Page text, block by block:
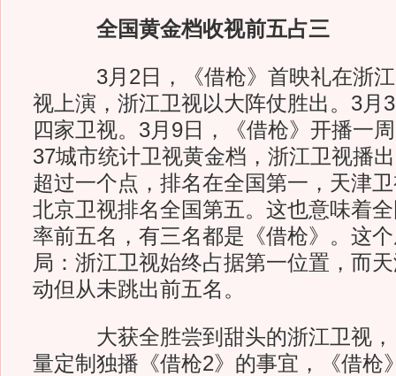
全国黄金档收视前五占三
3月2日，《借枪》首映礼在浙江
视上演，浙江卫视以大阵仗胜出。3月
四家卫视。3月9日，《借枪》开播一
37城市统计卫视黄金档，浙江卫视播
超过一个点，排名在全国第一，天津
北京卫视排名全国第五。这也意味着
率前五名，有三名都是《借枪》。这
局：浙江卫视始终占据第一位置，而
动但从未跳出前五名。
大获全胜尝到甜头的浙江卫视，
量定制独播《借枪2》的事宜，《借枪